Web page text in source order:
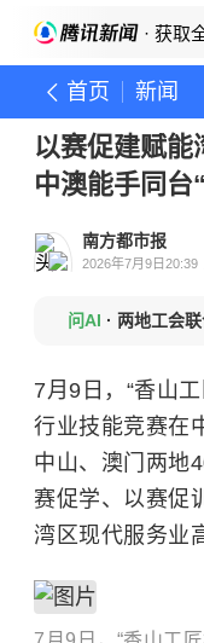
· 获取
首页 新闻
以赛促建赋能
中澳能手同台
南方都市报
2026年7月9日20:39
问AI · 两地工会联
7月9日，“香山
行业技能竞赛在
中山、澳门两地
赛促学、以赛促
湾区现代服务业